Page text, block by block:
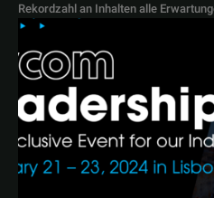
Rekordzahl an Inhalten alle